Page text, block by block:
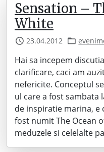
Sensation –
White
23.04.2012
Hai sa incepem
clarificare, caci am
nefericite. Conceptul
ul care a fost sambata
de inspiratie marina, e
fost numit The Ocean
meduzele si celelalte